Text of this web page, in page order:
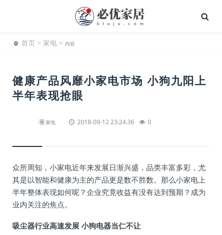
首页 > 家电 > 内容
健康产品风靡小家电市场 小狗九阳上
半年表现抢眼
家电 2018-09-12 23:24:36 0
众所周知，小家电近年来发展日渐兴盛，品类丰富多彩，尤
其是以智能和健康为主的产品更是数不胜数。那么小家电上
半年整体表现如何呢？企业究竟收益有没有达到预期？成为
业内关注的焦点。
吸尘器行业高速发展 小狗电器当仁不让